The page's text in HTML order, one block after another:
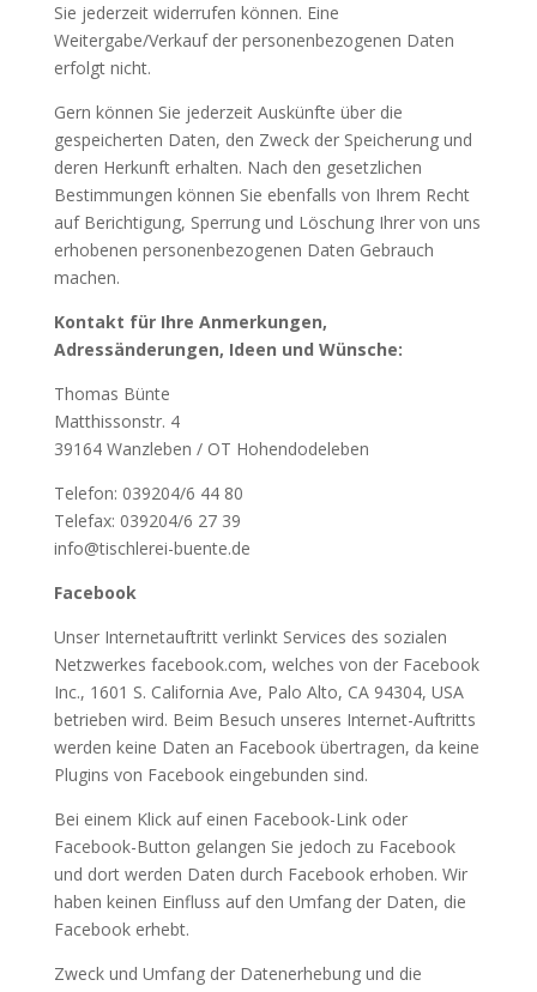
Sie jederzeit widerrufen können. Eine
Weitergabe/Verkauf der personenbezogenen Daten
erfolgt nicht.
Gern können Sie jederzeit Auskünfte über die
gespeicherten Daten, den Zweck der Speicherung und
deren Herkunft erhalten. Nach den gesetzlichen
Bestimmungen können Sie ebenfalls von Ihrem Recht
auf Berichtigung, Sperrung und Löschung Ihrer von uns
erhobenen personenbezogenen Daten Gebrauch
machen.
Kontakt für Ihre Anmerkungen,
Adressänderungen, Ideen und Wünsche:
Thomas Bünte
Matthissonstr. 4
39164 Wanzleben / OT Hohendodeleben
Telefon: 039204/6 44 80
Telefax: 039204/6 27 39
info@tischlerei-buente.de
Facebook
Unser Internetauftritt verlinkt Services des sozialen
Netzwerkes facebook.com, welches von der Facebook
Inc., 1601 S. California Ave, Palo Alto, CA 94304, USA
betrieben wird. Beim Besuch unseres Internet-Auftritts
werden keine Daten an Facebook übertragen, da keine
Plugins von Facebook eingebunden sind.
Bei einem Klick auf einen Facebook-Link oder
Facebook-Button gelangen Sie jedoch zu Facebook
und dort werden Daten durch Facebook erhoben. Wir
haben keinen Einfluss auf den Umfang der Daten, die
Facebook erhebt.
Zweck und Umfang der Datenerhebung und die